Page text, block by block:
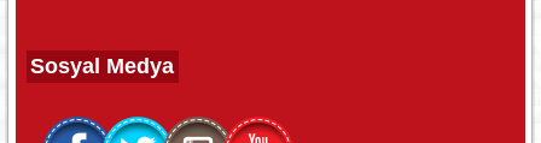
Sosyal Medya